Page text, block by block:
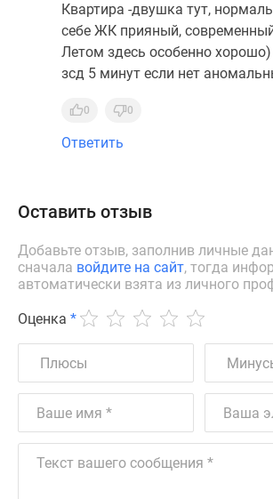
Квартира -двушка тут,
себе ЖК прияный,
Летом здесь особенно
зсд 5 минут если нет
0 0
Ответить
Оставить отзыв
Добавьте отзыв, заполнив личные
сначала войдите на сайт, тогда
автоматически взята из личного
Оценка *